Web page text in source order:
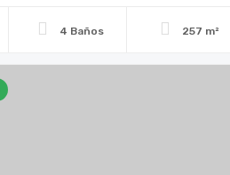
4 Baños 257 m²